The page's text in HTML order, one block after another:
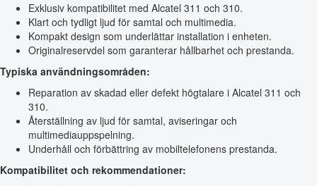
Exklusiv kompatibilitet med Alcatel 311 och 310.
Klart och tydligt ljud för samtal och multimedia.
Kompakt design som underlättar installation i enheten.
Originalreservdel som garanterar hållbarhet och prestanda.
Typiska användningsområden:
Reparation av skadad eller defekt högtalare i Alcatel 311 och
310.
Återställning av ljud för samtal, aviseringar och
multimediauppspelning.
Underhåll och förbättring av mobiltelefonens prestanda.
Kompatibilitet och rekommendationer: